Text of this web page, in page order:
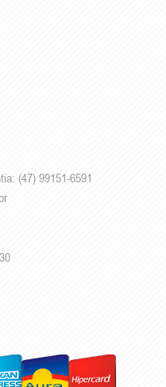
(47) 99151-6591